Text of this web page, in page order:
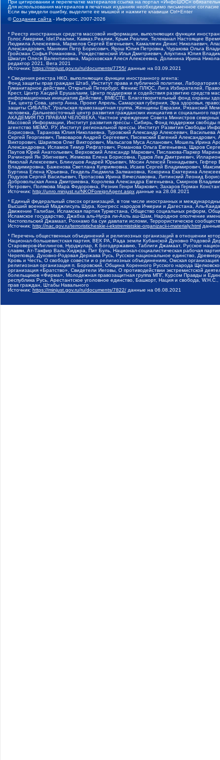
При цитировании и перепечатке материалов ссылка на портал «ИнфоШОС»
Для использования материалов в печатных изданиях необходимо письменное
Если вы увидели ошибку, выделите ее мышкой и нажмите клавиши Ctrl+Enter
©Создание сайта - Инфорос, 2007-2026
* Реестр иностранных средств массовой информации, выполняющих функции
Голос Америки, Idel.Реалии, Кавказ.Реалии, Крым.Реалии, Телеканал Настоящее
Людмила Алексеевна, Маркелов Сергей Евгеньевич, Камалягин Денис Николаевич,
Александрович, Маняхин Петр Борисович, Ярош Юлия Петровна, Чуракова Ольга
Гройсман Софья Романовна, Рождественский Илья Дмитриевич, Апухтина Юлия
Шмагун Олеся Валентиновна, Мароховская Алеся Алексеевна, Долинина Ирина
редактор 2021, Вега 2021
Источник: https://minjust.gov.ru/ru/documents/7755/ данные на 03.09.2021
* Сведения реестра НКО, выполняющих функции иностранного агента:
Фонд защиты прав граждан Штаб, Институт права и публичной политики,
Гуманитарное действие, Открытый Петербург, Феникс ПЛЮС, Лига Избирателей,
Крест, Центр Хасдей Ерушалаим, Центр поддержки и содействия развитию средств
информационных инициатив Действие, ВМЕСТЕ, Благотворительный фонд охраны
Так, центр Сова, центр Анна, Проект Апрель, Самарская губерния, Эра здоровья,
защиты СИБАЛЬТ, Уральская правозащитная группа, Женщины Евразии, Рязанский
человека, Дальневосточный центр развития гражданских инициатив и социального
АКАДЕМИЯ ПО ПРАВАМ ЧЕЛОВЕКА, Частное учреждение Совета Министров северных
Массовой Информации, Институт развития прессы - Сибирь, Фонд поддержки
агентство МЕМО. РУ, Институт региональной прессы, Институт Развития Свободы
Борисовна, Таранова Юлия Николаевна, Туровский Александр Алексеевич,
Сергей Георгиевич, Пивоваров Андрей Сергеевич, Писемский Евгений
Викторович, Шарипков Олег Викторович, Мальсагов Муса Асланович, Мошель Ирина
Александровна, Исламов Тимур Рифгатович, Романова Ольга Евгеньевна, Щаров
Паутов Юрий Анатольевич, Верховский Александр Маркович, Пислакова-Паркер
Рачинский Ян Збигневич, Жемкова Елена Борисовна, Гудков Лев Дмитриевич,
Николай Алексеевич, Блинушов Андрей Юрьевич, Мосин Алексей Геннадьевич,
Владимировна, Баженова Светлана Куприяновна, Исаев Сергей Владимирович,
Буртина Елена Юрьевна, Гендель Людмила Залмановна, Кокорина Екатерина
Подузов Сергей Васильевич, Протасова Ирина Вячеславовна, Литинский Леонид
Добровольская Анна Дмитриевна, Королева Александра Евгеньевна, Смирнов
Петрович, Полякова Мара Федоровна, Резник Генри Маркович, Захаров Герман
Источник: http://unro.minjust.ru/NKOForeignAgent.aspx данные на 28.08.2021
* Единый федеральный список организаций, в том числе иностранных и
Высший военный Маджлисуль Шура, Конгресс народов Ичкерии и Дагестана, Аль-
Движение Талибан, Исламская партия Туркестана, Общество социальных реформ,
Исламское государство, Джабха аль-Нусра ли-Ахль аш-Шам, Народное ополчение
Чистопольский Джамаат, Рохнамо ба суи давлати исломи, Террористическое
Источник: http://nac.gov.ru/terroristicheskie-i-ekstremistskie-organizacii-i-materialy.html
* Перечень общественных объединений и религиозных организаций в отношении
Национал-большевистская партия, ВЕК РА, Рада земли Кубанской Духовно Родовой
Староверов-Инглингов, Нурджулар, К Богодержавию, Таблиги Джамаат, Русское
славян, Ат-Такфир Валь-Хиджра, Пит Буль, Национал-социалистическая рабочая
Череповца, Духовно-Родовая Держава Русь, Русское национальное единство,
Кровь и Честь, О свободе совести и о религиозных объединениях, Омская
религиозная организация п. Боровский, Община Коренного Русского народа
организация «Братство», Свидетели Иеговы, О противодействии экстремистской
болельщиков «Фирма», Молодежная правозащитная группа МПГ, Курсом Правды и
республика Русь, Арестантское уголовное единство, Башкорт, Нация и свобода,
прав граждан, Штабы Навального
Источник: https://minjust.gov.ru/ru/documents/7822/ данные на 06.08.2021